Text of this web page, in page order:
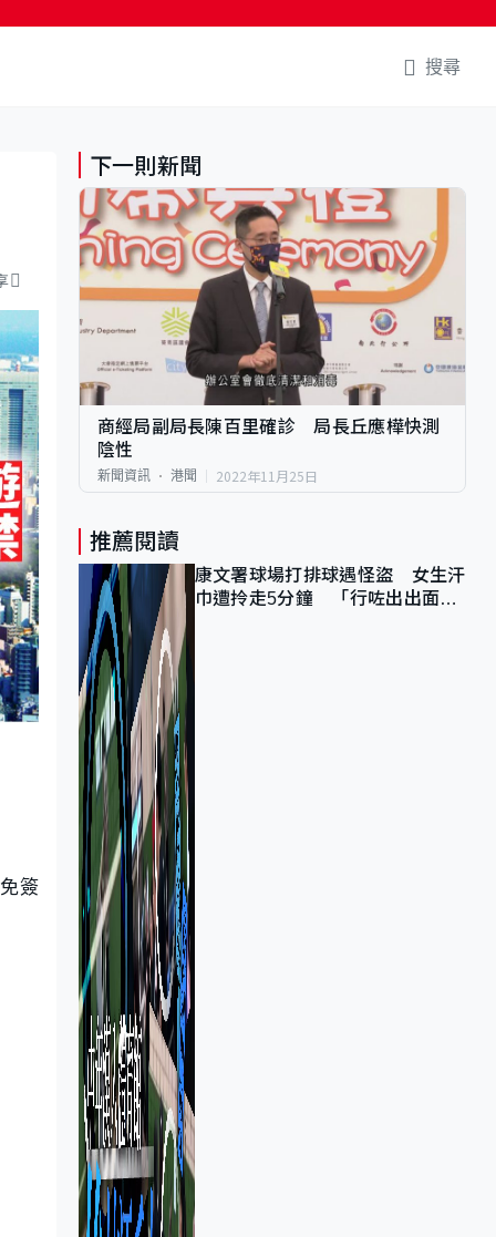
搜尋
簽
下一則新聞
商經局副局長陳百里確診 局長丘應樺快測
陰性
新聞資訊 港聞 2022年11月25日
推薦閱讀
康文署球場打排球遇怪盜 女生汗
巾遭拎走5分鐘 「行咗出出面唔